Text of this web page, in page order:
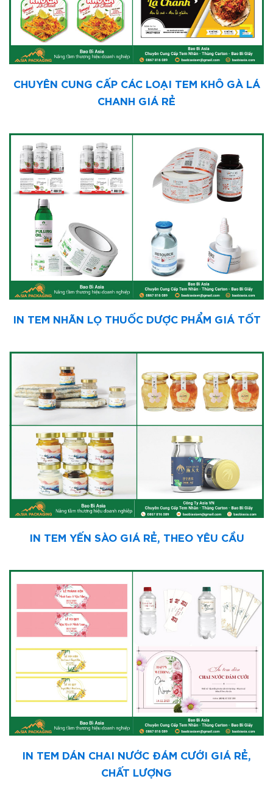
CHUYÊN CUNG CẤP CÁC LOẠI TEM KHÔ GÀ LÁ
CHANH GIÁ RẺ
IN TEM NHÃN LỌ THUỐC DƯỢC PHẨM GIÁ TỐT
IN TEM YẾN SÀO GIÁ RẺ, THEO YÊU CẦU
IN TEM DÁN CHAI NƯỚC ĐÁM CƯỚI GIÁ RẺ,
CHẤT LƯỢNG